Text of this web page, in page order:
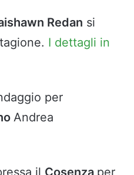
Redan si
I dettagli in
per
Andrea